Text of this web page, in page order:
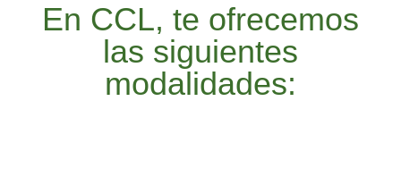
En CCL, te ofrecemos
las siguientes
modalidades: